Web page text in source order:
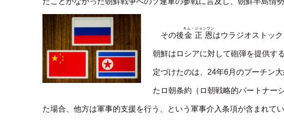
その後金正恩
キム・ジョンウン
はウラジオストッ
朝鮮はロシアに対して砲弾を提供す
定づけたのは、24年6月のプーチン
たロ朝条約（ロ朝戦略的パートナー
た場合、他方は軍事的支援を行う、という軍事介入条項が含まれてい